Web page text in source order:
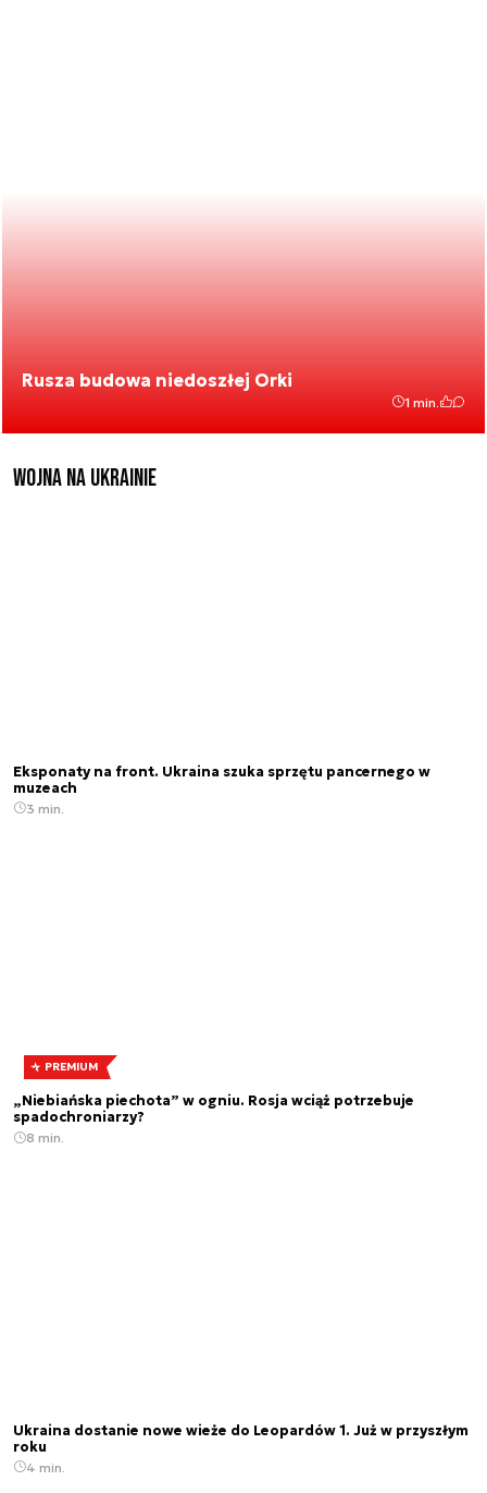
Rusza budowa niedoszłej Orki
1 min.
Wojna na Ukrainie
Eksponaty na front. Ukraina szuka sprzętu pancernego w
muzeach
3 min.
PREMIUM
„Niebiańska piechota” w ogniu. Rosja wciąż potrzebuje
spadochroniarzy?
8 min.
Ukraina dostanie nowe wieże do Leopardów 1. Już w przyszłym
roku
4 min.